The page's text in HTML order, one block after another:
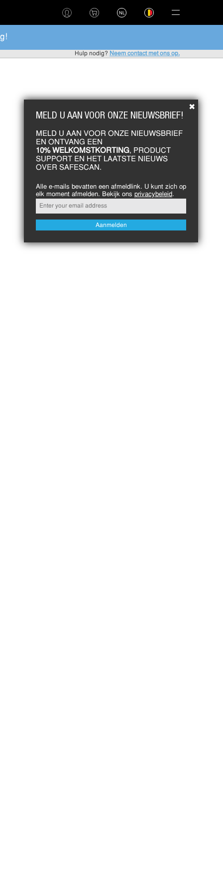
NL
Hulp nodig? Neem contact met ons op.
✖
MELD U AAN VOOR ONZE NIEUWSBRIEF!
MELD U AAN VOOR ONZE NIEUWSBRIEF
EN ONTVANG EEN
10% WELKOMSTKORTING, PRODUCT
SUPPORT EN HET LAATSTE NIEUWS
OVER SAFESCAN.
Alle e-mails bevatten een afmeldlink. U kunt zich op
elk moment afmelden. Bekijk ons ​​privacybeleid.
Aanmelden